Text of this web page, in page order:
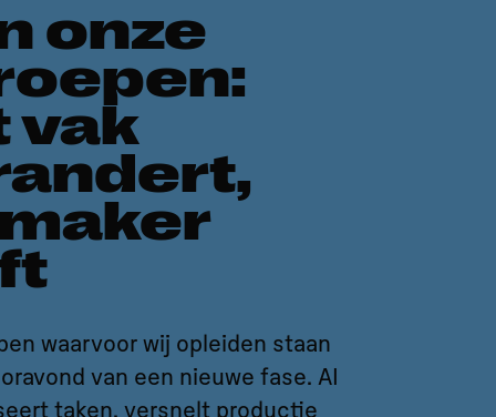
onze
vak
waarvoor wij opleiden staan
van een nieuwe fase. AI
taken, versnelt productie